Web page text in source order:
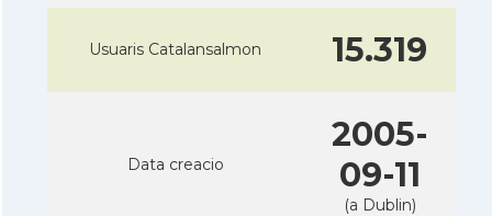
Usuaris Catalansalmon 15.319
Data creacio
2005-
09-11
(a Dublin)